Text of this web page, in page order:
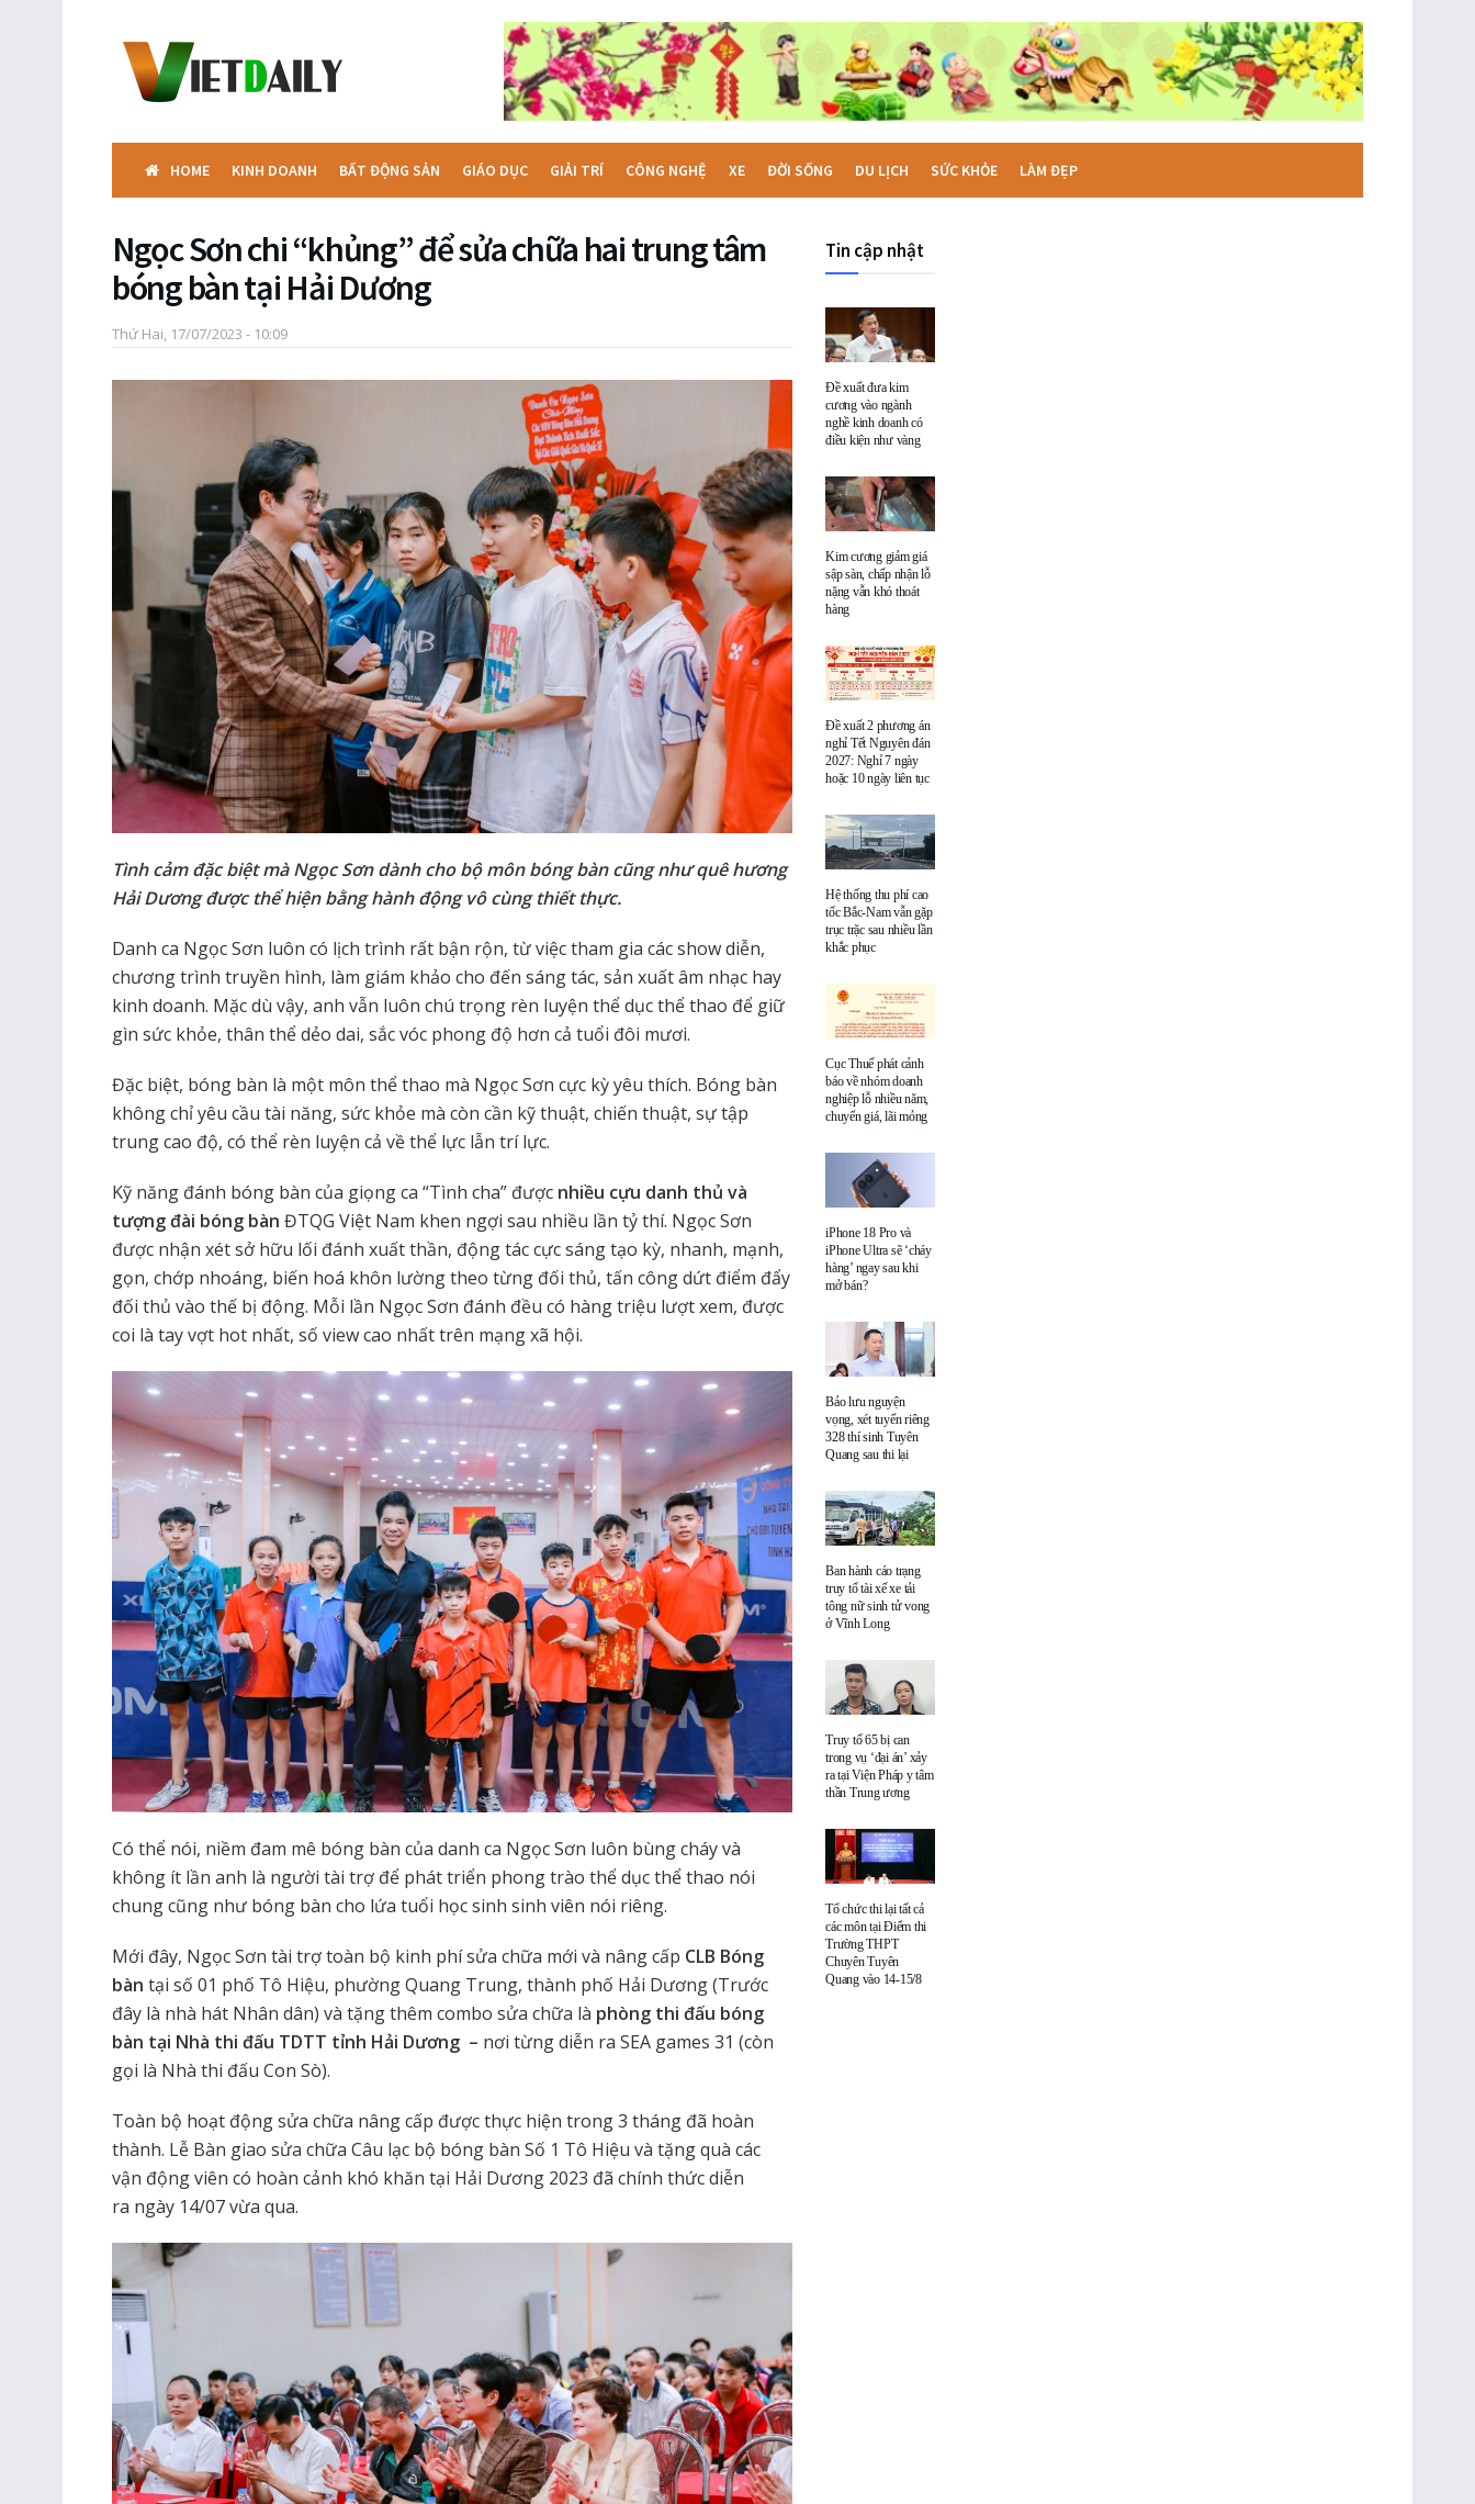
HOME KINH DOANH BẤT ĐỘNG SẢN GIÁO DỤC GIẢI TRÍ CÔNG NGHỆ XE ĐỜI SỐNG DU LỊCH SỨC KHỎE LÀM ĐẸP
Ngọc Sơn chi “khủng” để sửa chữa hai trung tâm
bóng bàn tại Hải Dương
Thứ Hai, 17/07/2023 - 10:09
Tình cảm đặc biệt mà Ngọc Sơn dành cho bộ môn bóng bàn cũng như quê hương
Hải Dương được thể hiện bằng hành động vô cùng thiết thực.
Danh ca Ngọc Sơn luôn có lịch trình rất bận rộn, từ việc tham gia các show diễn,
chương trình truyền hình, làm giám khảo cho đến sáng tác, sản xuất âm nhạc hay
kinh doanh. Mặc dù vậy, anh vẫn luôn chú trọng rèn luyện thể dục thể thao để giữ
gìn sức khỏe, thân thể dẻo dai, sắc vóc phong độ hơn cả tuổi đôi mươi.
Đặc biệt, bóng bàn là một môn thể thao mà Ngọc Sơn cực kỳ yêu thích. Bóng bàn
không chỉ yêu cầu tài năng, sức khỏe mà còn cần kỹ thuật, chiến thuật, sự tập
trung cao độ, có thể rèn luyện cả về thể lực lẫn trí lực.
Kỹ năng đánh bóng bàn của giọng ca “Tình cha” được nhiều cựu danh thủ và
tượng đài bóng bàn ĐTQG Việt Nam khen ngợi sau nhiều lần tỷ thí. Ngọc Sơn
được nhận xét sở hữu lối đánh xuất thần, động tác cực sáng tạo kỳ, nhanh, mạnh,
gọn, chớp nhoáng, biến hoá khôn lường theo từng đối thủ, tấn công dứt điểm đẩy
đối thủ vào thế bị động. Mỗi lần Ngọc Sơn đánh đều có hàng triệu lượt xem, được
coi là tay vợt hot nhất, số view cao nhất trên mạng xã hội.
Có thể nói, niềm đam mê bóng bàn của danh ca Ngọc Sơn luôn bùng cháy và
không ít lần anh là người tài trợ để phát triển phong trào thể dục thể thao nói
chung cũng như bóng bàn cho lứa tuổi học sinh sinh viên nói riêng.
Mới đây, Ngọc Sơn tài trợ toàn bộ kinh phí sửa chữa mới và nâng cấp CLB Bóng
bàn tại số 01 phố Tô Hiệu, phường Quang Trung, thành phố Hải Dương (Trước
đây là nhà hát Nhân dân) và tặng thêm combo sửa chữa là phòng thi đấu bóng
bàn tại Nhà thi đấu TDTT tỉnh Hải Dương – nơi từng diễn ra SEA games 31 (còn
gọi là Nhà thi đấu Con Sò).
Toàn bộ hoạt động sửa chữa nâng cấp được thực hiện trong 3 tháng đã hoàn
thành. Lễ Bàn giao sửa chữa Câu lạc bộ bóng bàn Số 1 Tô Hiệu và tặng quà các
vận động viên có hoàn cảnh khó khăn tại Hải Dương 2023 đã chính thức diễn
ra ngày 14/07 vừa qua.
Tin cập nhật
Đề xuất đưa kim
cương vào ngành
nghề kinh doanh có
điều kiện như vàng
Kim cương giảm giá
sập sàn, chấp nhận lỗ
nặng vẫn khó thoát
hàng
Đề xuất 2 phương án
nghỉ Tết Nguyên đán
2027: Nghỉ 7 ngày
hoặc 10 ngày liên tục
Hệ thống thu phí cao
tốc Bắc-Nam vẫn gặp
trục trặc sau nhiều lần
khắc phục
Cục Thuế phát cảnh
báo về nhóm doanh
nghiệp lỗ nhiều năm,
chuyển giá, lãi mỏng
iPhone 18 Pro và
iPhone Ultra sẽ ‘cháy
hàng’ ngay sau khi
mở bán?
Bảo lưu nguyện
vọng, xét tuyển riêng
328 thí sinh Tuyên
Quang sau thi lại
Ban hành cáo trạng
truy tố tài xế xe tải
tông nữ sinh tử vong
ở Vĩnh Long
Truy tố 65 bị can
trong vụ ‘đại án’ xảy
ra tại Viện Pháp y tâm
thần Trung ương
Tổ chức thi lại tất cả
các môn tại Điểm thi
Trường THPT
Chuyên Tuyên
Quang vào 14-15/8